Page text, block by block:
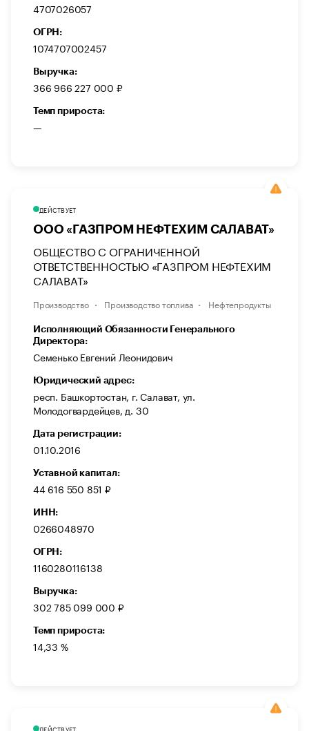
4707026057
ОГРН:
1074707002457
Выручка:
366 966 227 000 ₽
Темп прироста:
—
ДЕЙСТВУЕТ
ООО «ГАЗПРОМ НЕФТЕХИМ САЛАВАТ»
ОБЩЕСТВО С ОГРАНИЧЕННОЙ
ОТВЕТСТВЕННОСТЬЮ «ГАЗПРОМ НЕФТЕХИМ
САЛАВАТ»
Производство Производство топлива Нефтепродукты
Исполняющий Обязанности Генерального
Директора:
Семенько Евгений Леонидович
Юридический адрес:
респ. Башкортостан, г. Салават, ул.
Молодогвардейцев, д. 30
Дата регистрации:
01.10.2016
Уставной капитал:
44 616 550 851 ₽
ИНН:
0266048970
ОГРН:
1160280116138
Выручка:
302 785 099 000 ₽
Темп прироста:
14,33 %
ДЕЙСТВУЕТ